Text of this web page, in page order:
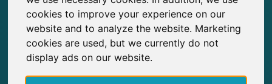
cookies to improve your experience on our
website and to analyze the website. Marketing
cookies are used, but we currently do not
display ads on our website.
Études publiées jusqu'à présent sur
SurveyCircle
0
Études récemment publiées sur
S'inscrire gratuitement
S'inscrire